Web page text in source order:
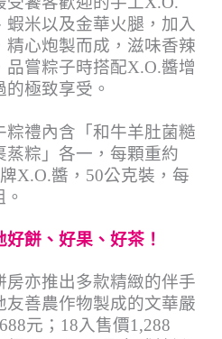
米以及金華火腿，加入
精心炮製而成，滋味香辣
嘗粽子時搭配X.O.醬增
極致享受。
粽禮內含「和牛羊肚菌糙
蒸粽」各一，每顆重約
X.O.醬，50公克裝，每
餅、好果、好茶！
房亦推出多款精緻的伴手
善農作物製成的文華嚴
元；18入售價1,288